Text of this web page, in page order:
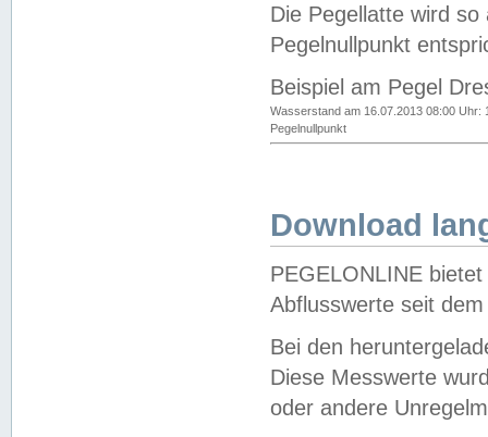
Die Pegellatte wird
Pegelnullpunkt
Beispiel am Pegel
Wasserstand am 16.07.2013 08:00 Uhr:
Pegelnullpunkt
Download
PEGELONLINE
Abflusswerte seit
Bei den
Diese Messwerte
oder andere